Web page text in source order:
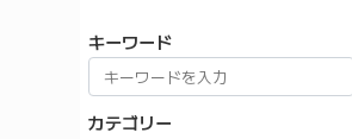
キーワード
カテゴリー